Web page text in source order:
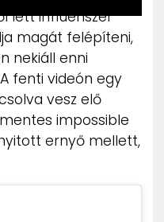
lett influenszer
magát felépíteni,
nekiáll enni
fenti videón egy
vesz elő
impossible
ernyő mellett,